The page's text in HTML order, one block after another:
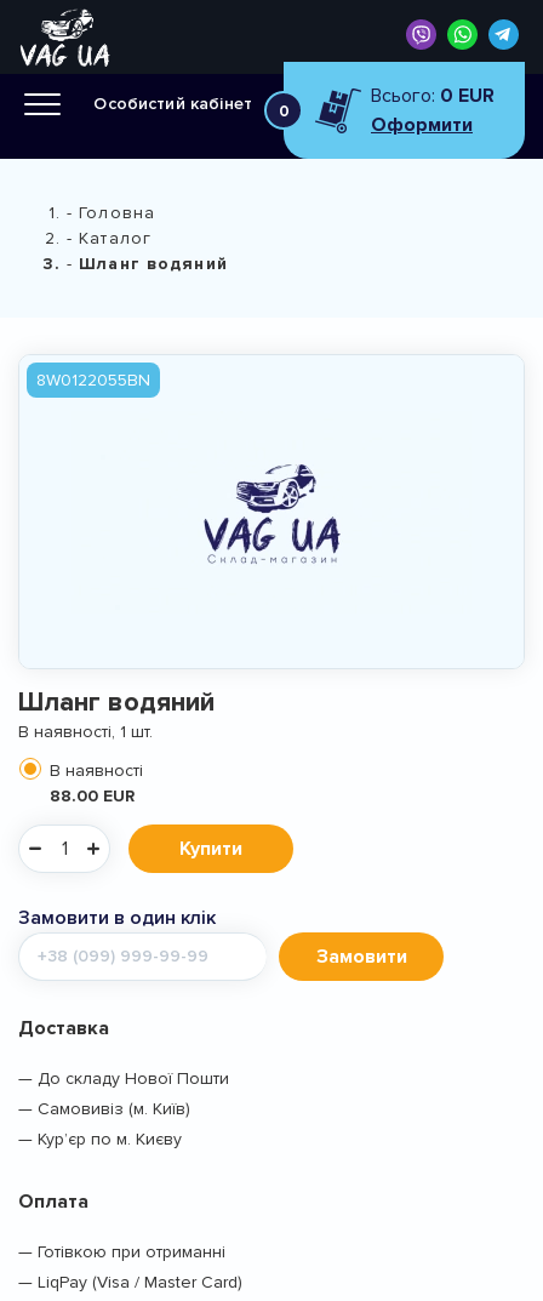
Особистий кабінет 0
Всього: 0 EUR
Оформити
Головна
Каталог
Шланг водяний
8W0122055BN
Шланг водяний
В наявності, 1 шт.
В наявності
88.00 EUR
Купити
Замовити в один клік
Мобільний
телефон
Замовити
Доставка
— До складу Нової Пошти
— Самовивіз (м. Київ)
— Кур’єр по м. Києву
Оплата
— Готівкою при отриманні
— LiqPay (Visa / Master Card)